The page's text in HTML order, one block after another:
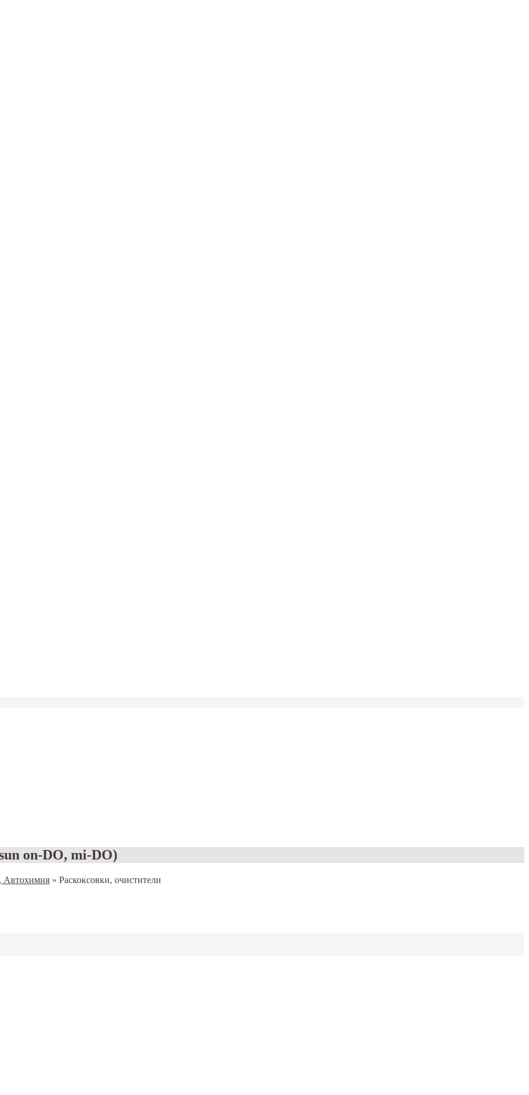
on-DO, mi-DO)
Автохимия » Раскоксовки, очистители